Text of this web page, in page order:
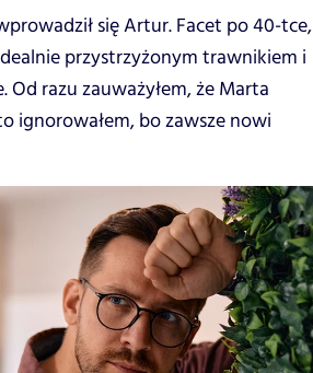
się Artur. Facet po 40-tce,
przystrzyżonym trawnikiem i
Od razu zauważyłem, że Marta
ignorowałem, bo zawsze nowi